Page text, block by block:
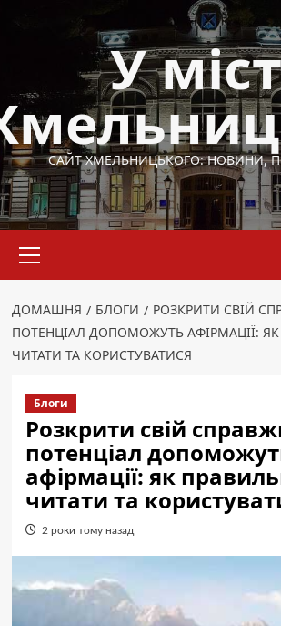
У
САЙТ ХМЕЛЬНИЦЬКОГО: НОВИНИ,
меню
ДОМАШНЯ БЛОГИ
РОЗКРИТИ СВІЙ
ПОТЕНЦІАЛ ДОПОМОЖУТЬ АФІРМАЦІЇ:
ЧИТАТИ ТА КОРИСТУВАТИСЯ
Блоги
Розкрити свій
потенціал
афірмації: як
читати та
2 роки тому назад